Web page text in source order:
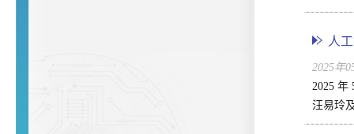
人
2025年
2025 年
汪易玲